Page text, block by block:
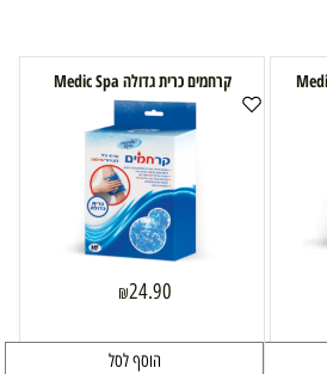
קרחמים כרית גדולה Medic Spa
₪24.90
הוסף לסל